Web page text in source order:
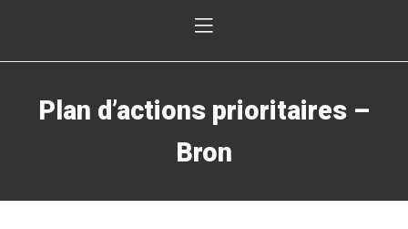
Plan d’actions prioritaires –
Bron